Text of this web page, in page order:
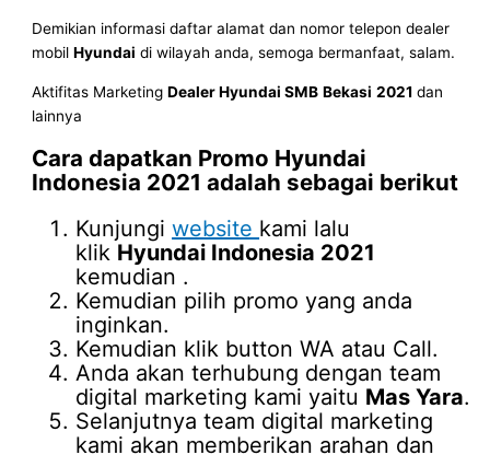
Demikian informasi daftar alamat dan nomor telepon dealer
mobilHyundai di wilayah anda, semoga bermanfaat, salam.
Aktifitas MarketingDealer Hyundai SMB Bekasi 2021dan
lainnya
Cara dapatkan Promo Hyundai
Indonesia 2021 adalah sebagai berikut
Kunjungiwebsite kami lalu
klik Hyundai Indonesia 2021
kemudian .
Kemudian pilih promo yang anda
inginkan.
Kemudian klik button WA atau Call.
Anda akan terhubung dengan team
digital marketing kami yaitu Mas Yara.
Selanjutnya team digital marketing
kami akan memberikan arahan dan